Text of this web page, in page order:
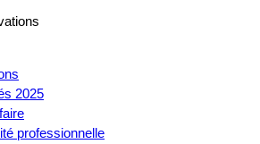
2025
professionnelle